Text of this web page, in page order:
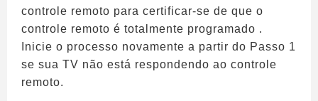
controle remoto para certificar-se de que o
controle remoto é totalmente programado .
Inicie o processo novamente a partir do Passo 1
se sua TV não está respondendo ao controle
remoto.